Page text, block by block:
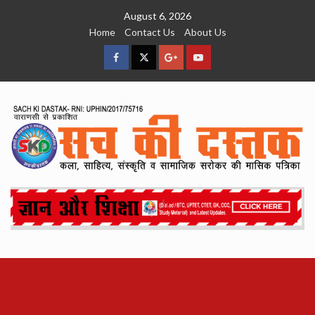
August 6, 2026
Home
Contact Us About Us
facebookTwitterGoogleYouTube